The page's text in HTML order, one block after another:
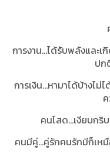
การงาน...ได้รับพลังและ
ปก
การเงิน...หามาได้บ้างไ
คนโสด...เงียบกริ
คนมีคู่...คู่รักคนรักมีก็เห